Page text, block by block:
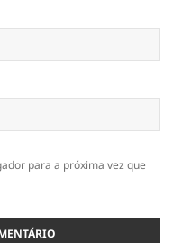
para a próxima vez que